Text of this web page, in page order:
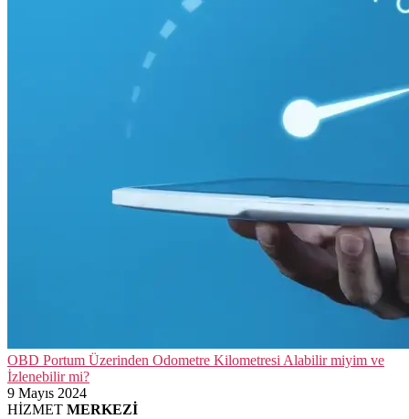
OBD Portum Üzerinden Odometre Kilometresi Alabilir miyim ve
İzlenebilir mi?
9 Mayıs 2024
HİZMET MERKEZİ